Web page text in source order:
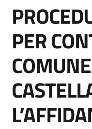
di
acquisto
Supporto
Piattaforme
telematiche
Salta al contenuto
PER